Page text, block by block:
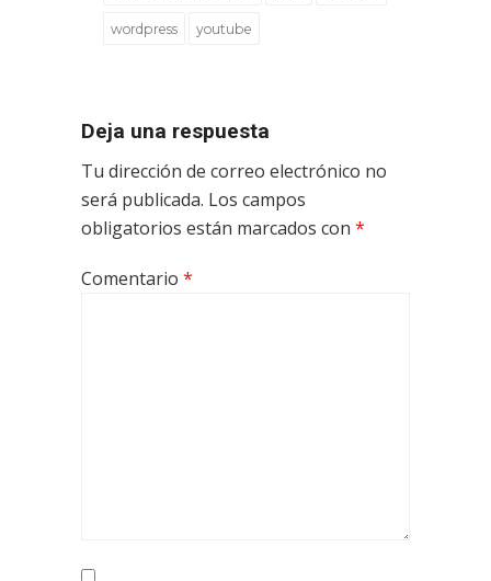
wordpress youtube
Deja una respuesta
Tu dirección de correo electrónico no
será publicada. Los campos
obligatorios están marcados con *
Comentario *